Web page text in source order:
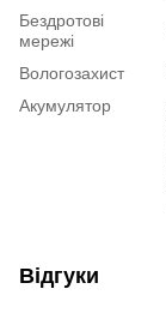
Бездротові
мережі
Вологозахист
Акумулятор
Відгуки